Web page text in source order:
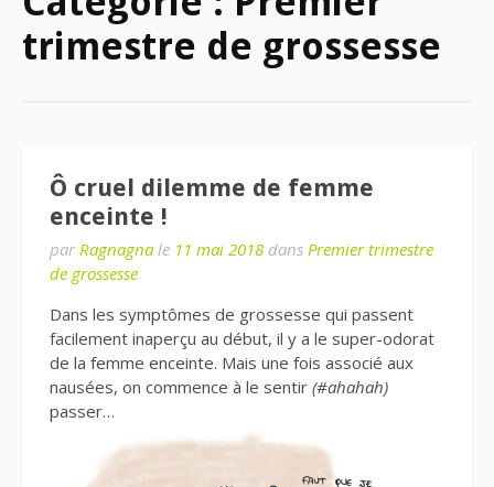
trimestre de grossesse
Ô cruel dilemme de femme
enceinte !
par Ragnagna le 11 mai 2018 dans Premier trimestre
de grossesse
Dans les symptômes de grossesse qui passent
facilement inaperçu au début, il y a le super-odorat
de la femme enceinte. Mais une fois associé aux
nausées, on commence à le sentir (#ahahah)
passer…